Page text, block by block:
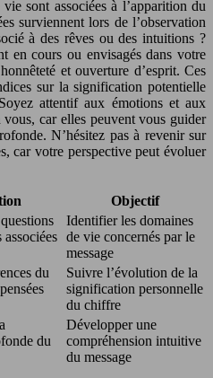
sont associées à l’apparition du
surviennent lors de l’observation
à des rêves ou des intuitions ?
en cours ou envisagés dans votre
et ouverture d’esprit. Ces
sur la signification potentielle
attentif aux émotions et aux
vous, car elles peuvent vous guider
N’hésitez pas à revenir sur
car votre perspective peut évoluer
Objectif
Identifier les domaines
de vie concernés par le
message
du
Suivre l’évolution de la
signification personnelle
du chiffre
du
Développer une
compréhension intuitive
du message